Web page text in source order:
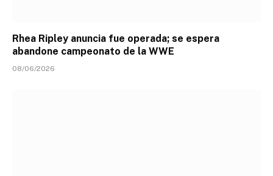
Rhea Ripley anuncia fue operada; se espera
abandone campeonato de la WWE
08/06/2026